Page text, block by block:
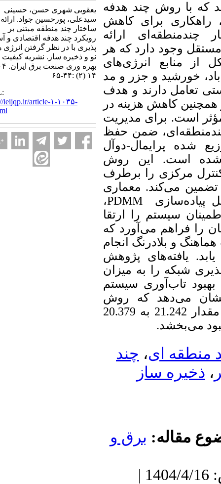
با روش چند هدفه
برای کاهش
ارائه
وجود دارد که هر
منابع انرژی‌های
خورشید و جزر و مد
تعامل دارند و هدف
کاهش هزینه در
است.برای مدیریت
ضمن حفظ
پرایمال-دوآل
است. این روش
مرکزی را برطرف
می‌کند.معماری
PDMM
،
سیستم را ارتقا
فراهم می‌آورد که
و بلادرنگ انجام
یافته‌های پژوهش
شبکه را به میزان
تاب‌آوری سیستم
می‌دهد که روش
پیشنهادی، آسیب‌پذیری شبکه را از مقدار 21.242 به 20.379
می‌بخشد.
ای ،چند
ساز
مقاله:برق و
دریافت: 1404/1/18 | پذیرش: 1404/4/16 |
یعقوبی شهری حسن، حسینی
سیدعلی، پورحسین جواد. ارائه یک
ساختار چند منطقه مبتنی بر
رویکرد چند هدفه اقتصادی و آسیب
پذیری با در نظر گرفتن انرژی های
نو و ذخیره ساز. نشریه کیفیت و
بهره وری صنعت برق ایران. ۱۴۰۴;
۱۴ (۲) :۴۴-۶۵
URL:
http://ieijqp.ir/article-۱-۱۰۳۵-
fa.html